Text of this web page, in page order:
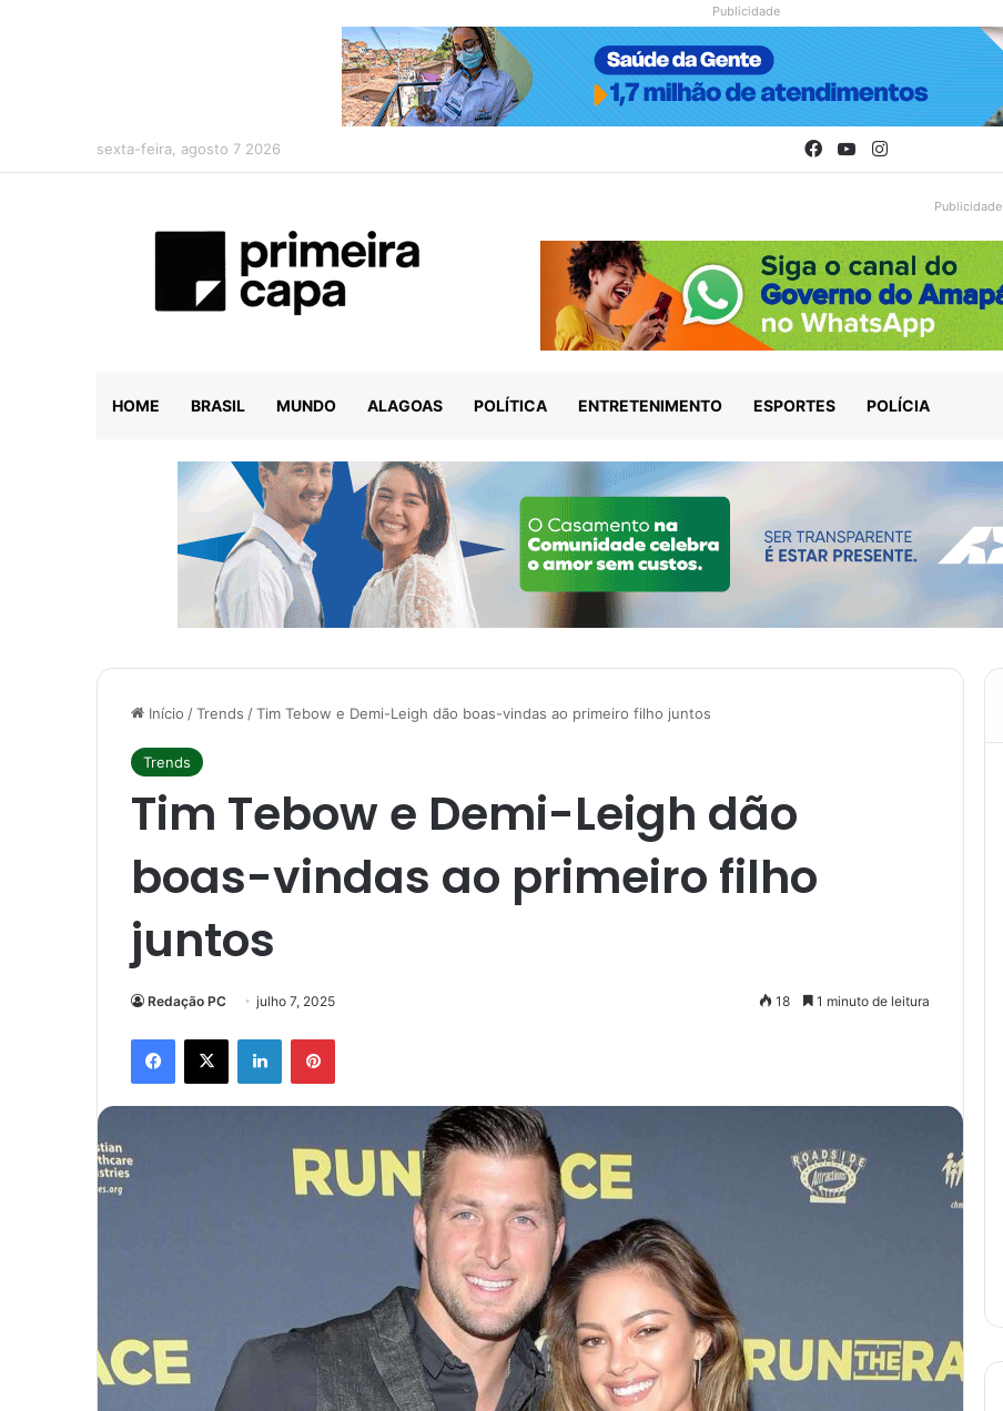
Publicidade
sexta-feira, agosto 7 2026 Facebook
YouTubeInstagram
Publicidade
HOME BRASIL MUNDO ALAGOAS POLÍTICA ENTRETENIMENTO ESPORTES POLÍCIA
Início /Trends /Tim Tebow e Demi-Leigh dão boas-vindas ao primeiro filho juntos
Trends
Tim Tebow e Demi-Leigh dão
boas-vindas ao primeiro filho
juntos
Redação PC julho 7, 2025 18 1 minuto de leitura
Facebook
X LinkedinPinterest